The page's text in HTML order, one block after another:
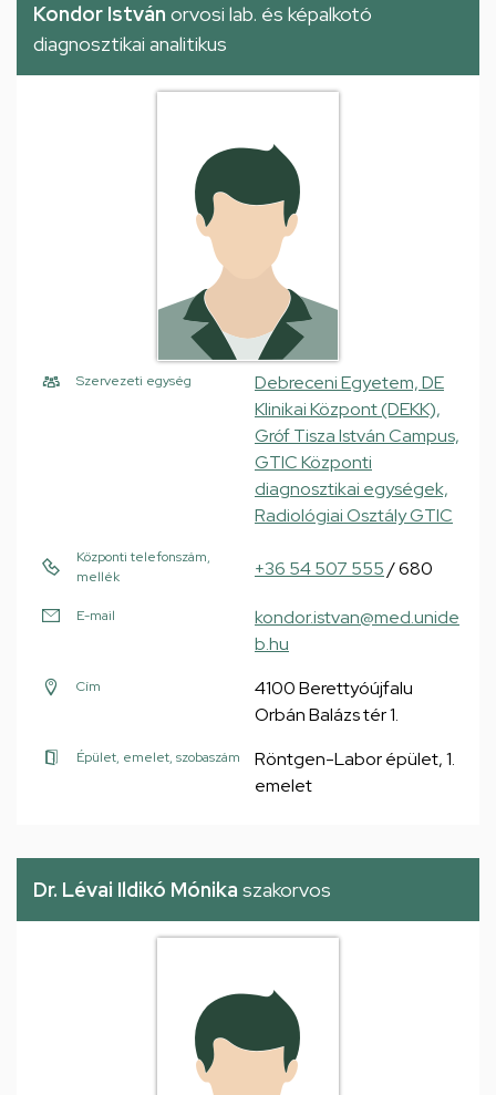
Kondor István orvosi lab. és képalkotó
diagnosztikai analitikus
Szervezeti egység
Debreceni Egyetem, DE
Klinikai Központ (DEKK),
Gróf Tisza István Campus,
GTIC Központi
diagnosztikai egységek,
Radiológiai Osztály GTIC
Központi telefonszám,
mellék
+36 54 507 555/ 680
E-mail
kondor.istvan@med.unide
b.hu
Cím
4100 Berettyóújfalu
Orbán Balázs tér 1.
Épület, emelet, szobaszám
Röntgen-Labor épület, 1.
emelet
Dr. Lévai Ildikó Mónika szakorvos